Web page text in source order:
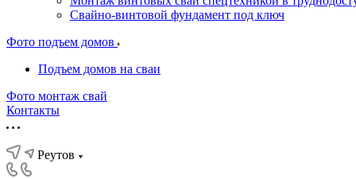
Свайно-винтовой фундамент под ключ
Фото подъем домов
Подъем домов на сваи
Фото монтаж свай
Контакты
Реутов